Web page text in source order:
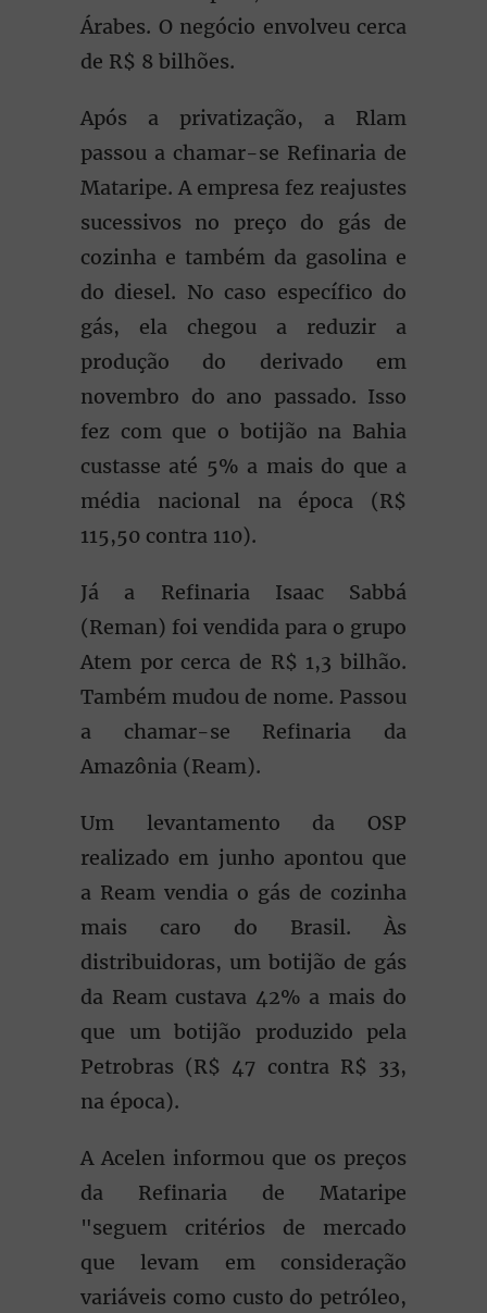
Árabes. O negócio envolveu cerca
de R$ 8 bilhões.
Após a privatização, a Rlam
passou a chamar-se Refinaria de
Mataripe. A empresa fez reajustes
sucessivos no preço do gás de
cozinha e também da gasolina e
do diesel. No caso específico do
gás, ela chegou a reduzir a
produção do derivado em
novembro do ano passado. Isso
fez com que o botijão na Bahia
custasse até 5% a mais do que a
média nacional na época (R$
115,50 contra 110).
Já a Refinaria Isaac Sabbá
(Reman) foi vendida para o grupo
Atem por cerca de R$ 1,3 bilhão.
Também mudou de nome. Passou
a chamar-se Refinaria da
Amazônia (Ream).
Um levantamento da OSP
realizado em junho apontou que
a Ream vendia o gás de cozinha
mais caro do Brasil. Às
distribuidoras, um botijão de gás
da Ream custava 42% a mais do
que um botijão produzido pela
Petrobras (R$ 47 contra R$ 33,
na época).
A Acelen informou que os preços
da Refinaria de Mataripe
"seguem critérios de mercado
que levam em consideração
variáveis como custo do petróleo,